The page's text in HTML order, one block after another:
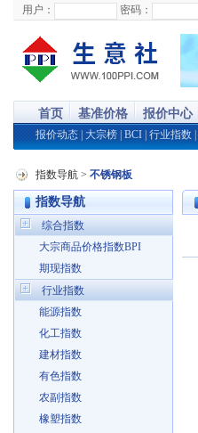
用户： 密码：
首页 基准价格 报价中心
报价动态 大宗榜 BCI 行业指数
指数导航 > 不锈钢板
指数导航
综合指数
大宗商品价格指数BPI
期现指数
行业指数
能源指数
化工指数
建材指数
有色指数
农副指数
橡塑指数